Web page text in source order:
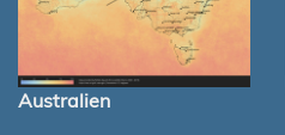
Australien